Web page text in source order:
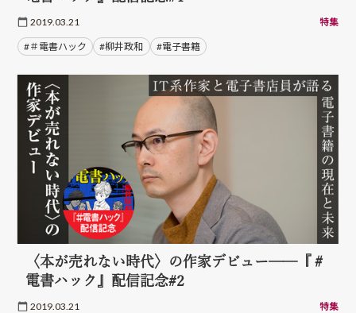
2019.03.21 特集
#＃電書ハック #柳井政和 #電子書籍
〈本が売れない時代〉の作家デビュー──『＃
電書ハック』配信記念#2
2019.03.21 特集